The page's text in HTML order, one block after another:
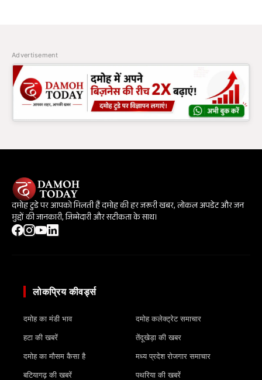
Advertisement
दमोह टुडे पर आपको मिलती हैं दमोह की हर जरूरी खबर, लोकल अपडेट और जन
मुद्दों की जानकारी, जिम्मेदारी और सटीकता के साथ।
लोकप्रिय कीवर्ड्स
दमोह का मंडी भाव
हटा की खबरें
दमोह का मौसम कैसा है
बटियागढ़ की खबरें
दमोह कलेक्ट्रेट समाचार
तेंदूखेड़ा की खबर
मध्य प्रदेश रोजगार समाचार
पथरिया की खबरें